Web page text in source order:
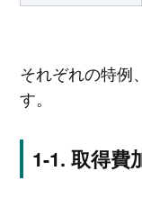
それぞれの特例
す。
取得費